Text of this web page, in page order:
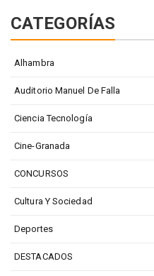
CATEGORÍAS
Alhambra
Auditorio Manuel De Falla
Ciencia Tecnología
Cine-Granada
CONCURSOS
Cultura Y Sociedad
Deportes
DESTACADOS